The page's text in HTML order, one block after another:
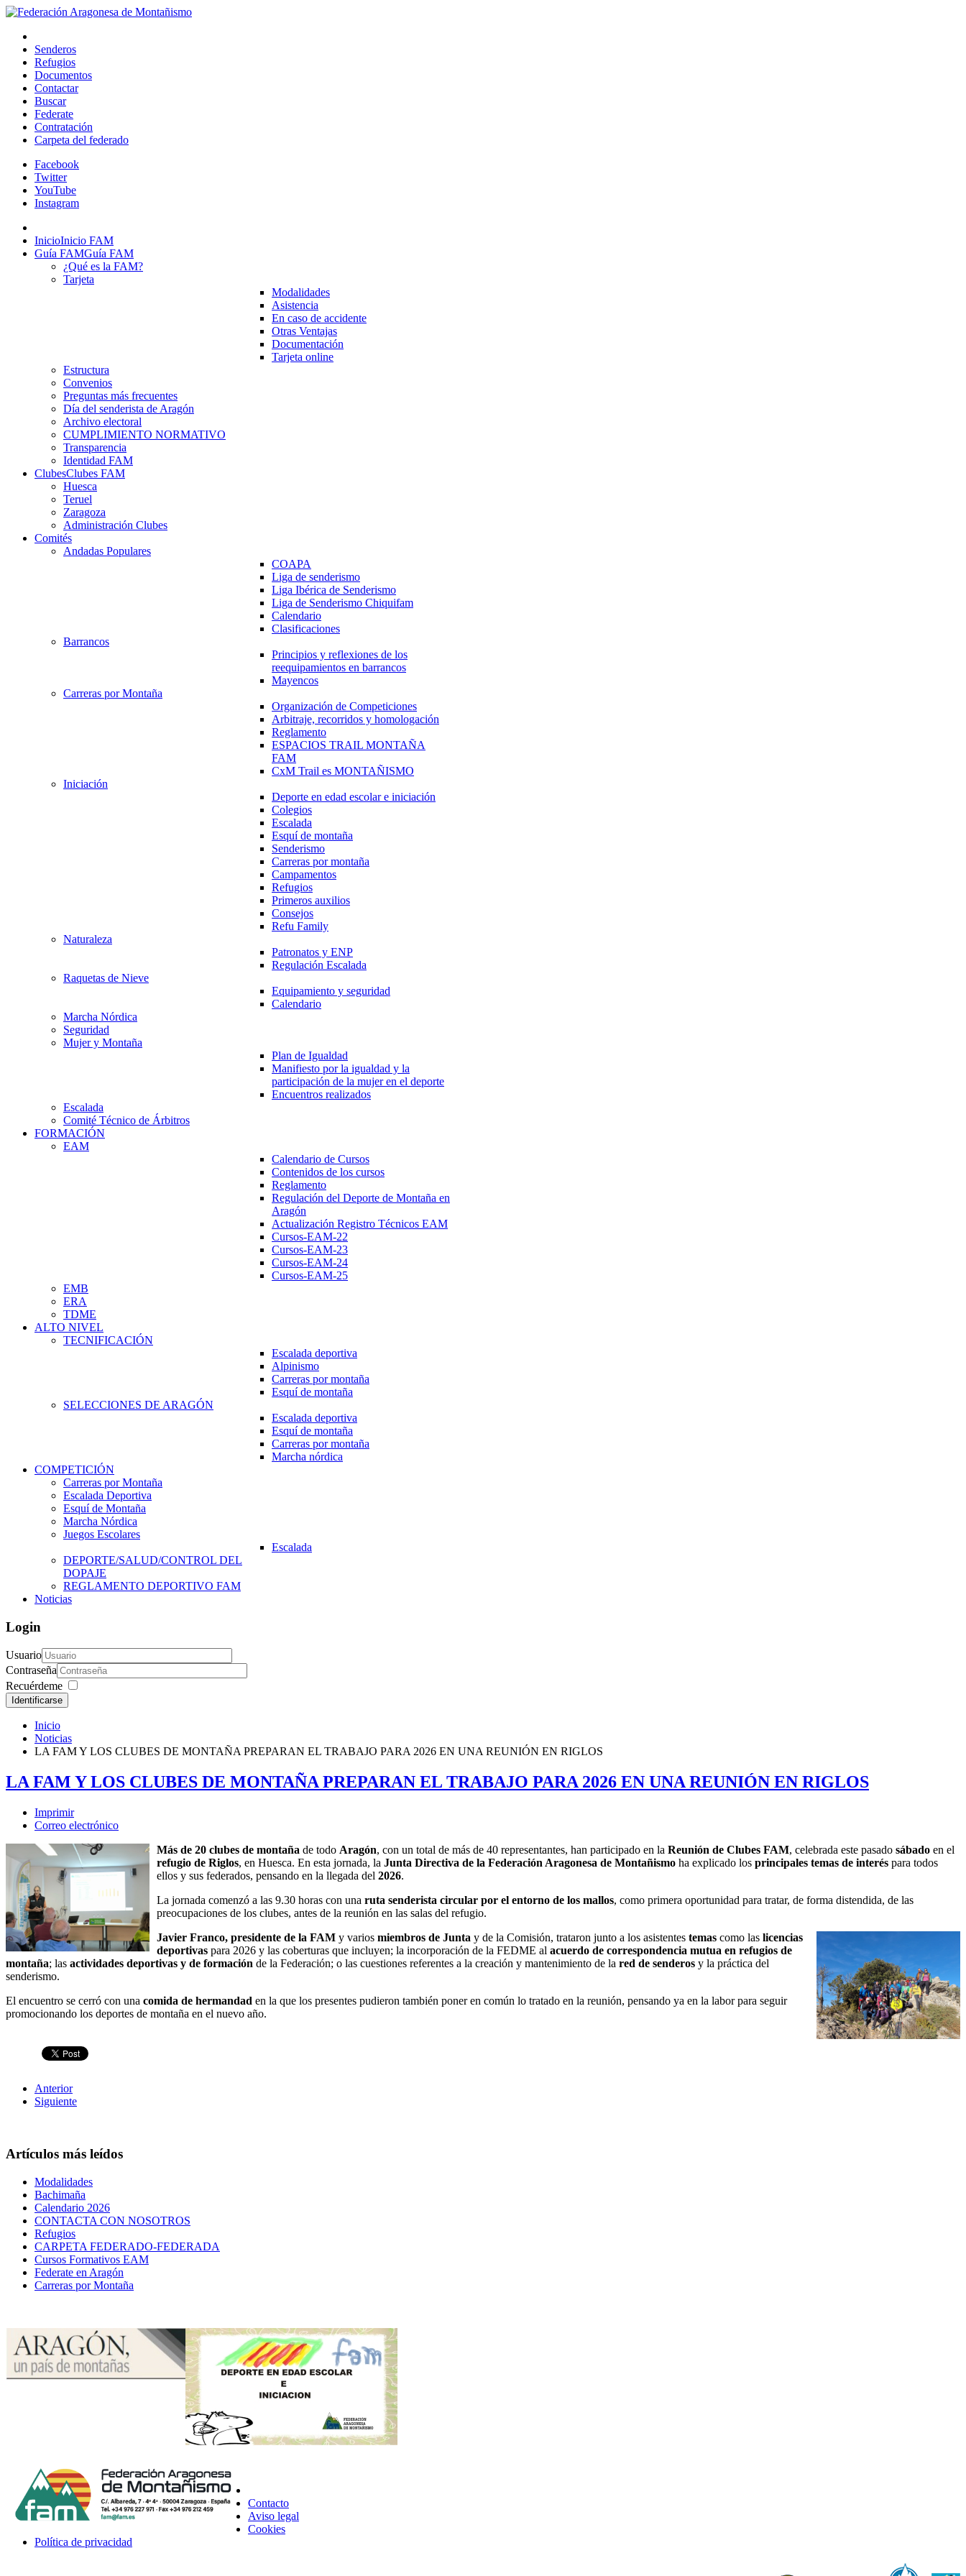
Senderos
Refugios
Documentos
Contactar
Buscar
Federate
Contratación
Carpeta del federado
Facebook
Twitter
YouTube
Instagram
InicioInicio FAM
Guía FAMGuía FAM
¿Qué es la FAM?
Tarjeta
Modalidades
Asistencia
En caso de accidente
Otras Ventajas
Documentación
Tarjeta online
Estructura
Convenios
Preguntas más frecuentes
Día del senderista de Aragón
Archivo electoral
CUMPLIMIENTO NORMATIVO
Transparencia
Identidad FAM
ClubesClubes FAM
Huesca
Teruel
Zaragoza
Administración Clubes
Comités
Andadas Populares
COAPA
Liga de senderismo
Liga Ibérica de Senderismo
Liga de Senderismo Chiquifam
Calendario
Clasificaciones
Barrancos
Principios y reflexiones de los
reequipamientos en barrancos
Mayencos
Carreras por Montaña
Organización de Competiciones
Arbitraje, recorridos y homologación
Reglamento
ESPACIOS TRAIL MONTAÑA
FAM
CxM Trail es MONTAÑISMO
Iniciación
Deporte en edad escolar e iniciación
Colegios
Escalada
Esquí de montaña
Senderismo
Carreras por montaña
Campamentos
Refugios
Primeros auxilios
Consejos
Refu Family
Naturaleza
Patronatos y ENP
Regulación Escalada
Raquetas de Nieve
Equipamiento y seguridad
Calendario
Marcha Nórdica
Seguridad
Mujer y Montaña
Plan de Igualdad
Manifiesto por la igualdad y la
participación de la mujer en el deporte
Encuentros realizados
Escalada
Comité Técnico de Árbitros
FORMACIÓN
EAM
Calendario de Cursos
Contenidos de los cursos
Reglamento
Regulación del Deporte de Montaña en
Aragón
Actualización Registro Técnicos EAM
Cursos-EAM-22
Cursos-EAM-23
Cursos-EAM-24
Cursos-EAM-25
EMB
ERA
TDME
ALTO NIVEL
TECNIFICACIÓN
Escalada deportiva
Alpinismo
Carreras por montaña
Esquí de montaña
SELECCIONES DE ARAGÓN
Escalada deportiva
Esquí de montaña
Carreras por montaña
Marcha nórdica
COMPETICIÓN
Carreras por Montaña
Escalada Deportiva
Esquí de Montaña
Marcha Nórdica
Juegos Escolares
Escalada
DEPORTE/SALUD/CONTROL DEL
DOPAJE
REGLAMENTO DEPORTIVO FAM
Noticias
Login
Usuario
Contraseña
Recuérdeme
Identificarse
Inicio
Noticias
LA FAM Y LOS CLUBES DE MONTAÑA PREPARAN EL TRABAJO PARA 2026 EN UNA REUNIÓN EN RIGLOS
LA FAM Y LOS CLUBES DE MONTAÑA PREPARAN EL TRABAJO PARA 2026 EN UNA REUNIÓN EN RIGLOS
Imprimir
Correo electrónico
Más de 20 clubes de montaña de todo Aragón, con un total de más de 40 representantes, han participado en la Reunión de Clubes FAM, celebrada este pasado sábado en el
refugio de Riglos, en Huesca. En esta jornada, la Junta Directiva de la Federación Aragonesa de Montañismo ha explicado los principales temas de interés para todos
ellos y sus federados, pensando en la llegada del 2026.
La jornada comenzó a las 9.30 horas con una ruta senderista circular por el entorno de los mallos, como primera oportunidad para tratar, de forma distendida, de las
preocupaciones de los clubes, antes de la reunión en las salas del refugio.
Javier Franco, presidente de la FAM y varios miembros de Junta y de la Comisión, trataron junto a los asistentes temas como las licencias
deportivas para 2026 y las coberturas que incluyen; la incorporación de la FEDME al acuerdo de correspondencia mutua en refugios de
montaña; las actividades deportivas y de formación de la Federación; o las cuestiones referentes a la creación y mantenimiento de la red de senderos y la práctica del
senderismo.
El encuentro se cerró con una comida de hermandad en la que los presentes pudieron también poner en común lo tratado en la reunión, pensando ya en la labor para seguir
promocionando los deportes de montaña en el nuevo año.
Anterior
Siguiente
Artículos más leídos
Modalidades
Bachimaña
Calendario 2026
CONTACTA CON NOSOTROS
Refugios
CARPETA FEDERADO-FEDERADA
Cursos Formativos EAM
Federate en Aragón
Carreras por Montaña
Contacto
Aviso legal
Cookies
Política de privacidad